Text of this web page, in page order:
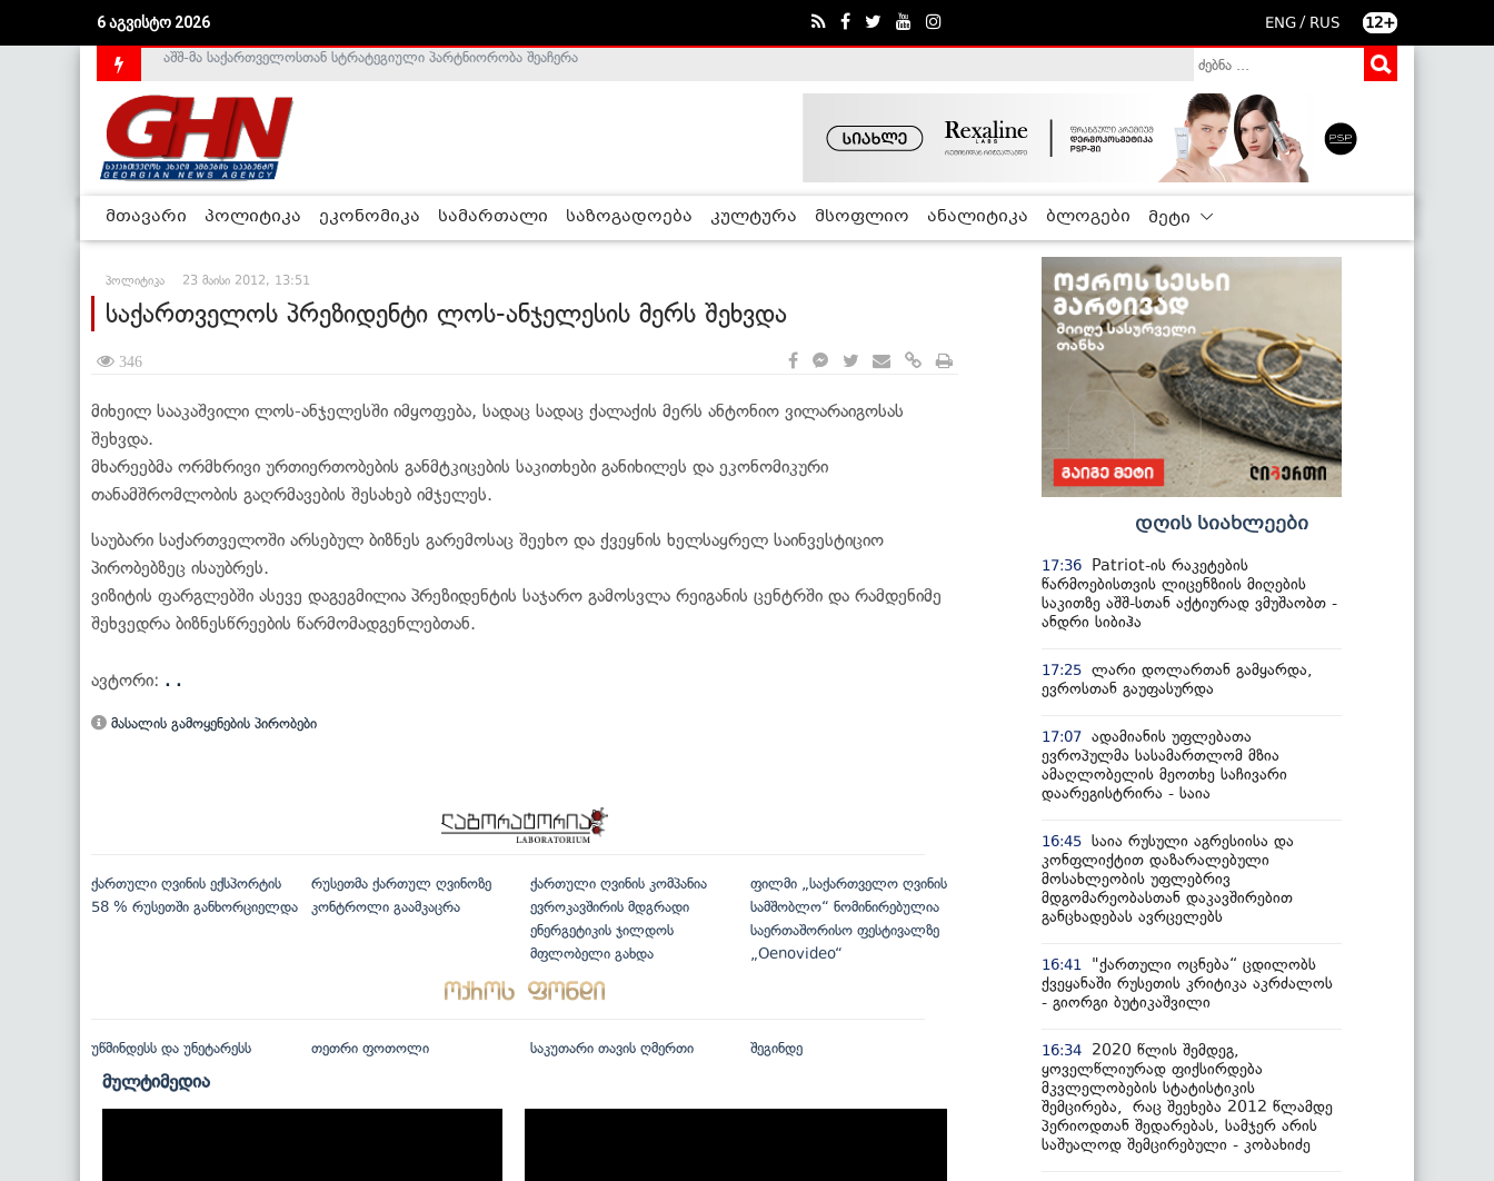
6 აგვისტო 2026 ENG / RUS 12+
საქართველოს დე-ფაქტო მთავრობა არალეგიტიმურია - ჰელსინკის კომისია
აშშ-მა საქართველოსთან სტრატეგიული პარტნიორობა შეაჩერა
მთავარი პოლიტიკა ეკონომიკა სამართალი საზოგადოება კულტურა მსოფლიო ანალიტიკა ბლოგები მეტი
პოლიტიკა 23 მაისი 2012, 13:51
საქართველოს პრეზიდენტი ლოს-ანჯელესის მერს შეხვდა
346
მიხეილ სააკაშვილი ლოს-ანჯელესში იმყოფება, სადაც სადაც ქალაქის მერს ანტონიო ვილარაიგოსას
შეხვდა.
მხარეებმა ორმხრივი ურთიერთობების განმტკიცების საკითხები განიხილეს და ეკონომიკური
თანამშრომლობის გაღრმავების შესახებ იმჯელეს.
საუბარი საქართველოში არსებულ ბიზნეს გარემოსაც შეეხო და ქვეყნის ხელსაყრელ საინვესტიციო
პირობებზეც ისაუბრეს.
ვიზიტის ფარგლებში ასევე დაგეგმილია პრეზიდენტის საჯარო გამოსვლა რეიგანის ცენტრში და რამდენიმე
შეხვედრა ბიზნესწრეების წარმომადგენლებთან.
ავტორი: . .
მასალის გამოყენების პირობები
ქართული ღვინის ექსპორტის
58 % რუსეთში განხორციელდა
რუსეთმა ქართულ ღვინოზე
კონტროლი გაამკაცრა
ქართული ღვინის კომპანია
ევროკავშირის მდგრადი
ენერგეტიკის ჯილდოს
მფლობელი გახდა
ფილმი „საქართველო ღვინის
სამშობლო“ ნომინირებულია
საერთაშორისო ფესტივალზე
„Oenovideo“
უწმინდესს და უნეტარესს თეთრი ფოთოლი საკუთარი თავის ღმერთი შეგინდე
მულტიმედია
დღის სიახლეები
17:36
Patriot-ის რაკეტების
წარმოებისთვის ლიცენზიის მიღების
საკითზე აშშ-სთან აქტიურად ვმუშაობთ -
ანდრი სიბიჰა
17:25 ლარი დოლართან გამყარდა,
ევროსთან გაუფასურდა
17:07 ადამიანის უფლებათა
ევროპულმა სასამართლომ მზია
ამაღლობელის მეოთხე საჩივარი
დაარეგისტრირა - საია
16:45 საია რუსული აგრესიისა და
კონფლიქტით დაზარალებული
მოსახლეობის უფლებრივ
მდგომარეობასთან დაკავშირებით
განცხადებას ავრცელებს
16:41
"ქართული ოცნება“ ცდილობს
ქვეყანაში რუსეთის კრიტიკა აკრძალოს
- გიორგი ბუტიკაშვილი
16:34
2020 წლის შემდეგ,
ყოველწლიურად ფიქსირდება
მკვლელობების სტატისტიკის
შემცირება, რაც შეეხება 2012 წლამდე
პერიოდთან შედარებას, სამჯერ არის
საშუალოდ შემცირებული - კობახიძე